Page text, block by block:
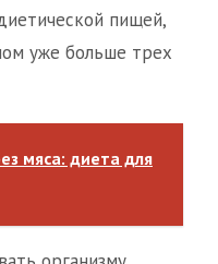
пищей,
уже больше трех
мяса: диета для